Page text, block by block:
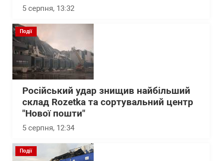
5 серпня, 13:32
Події
Російський удар знищив найбільший
склад Rozetka та сортувальний центр
"Нової пошти"
5 серпня, 12:34
Події